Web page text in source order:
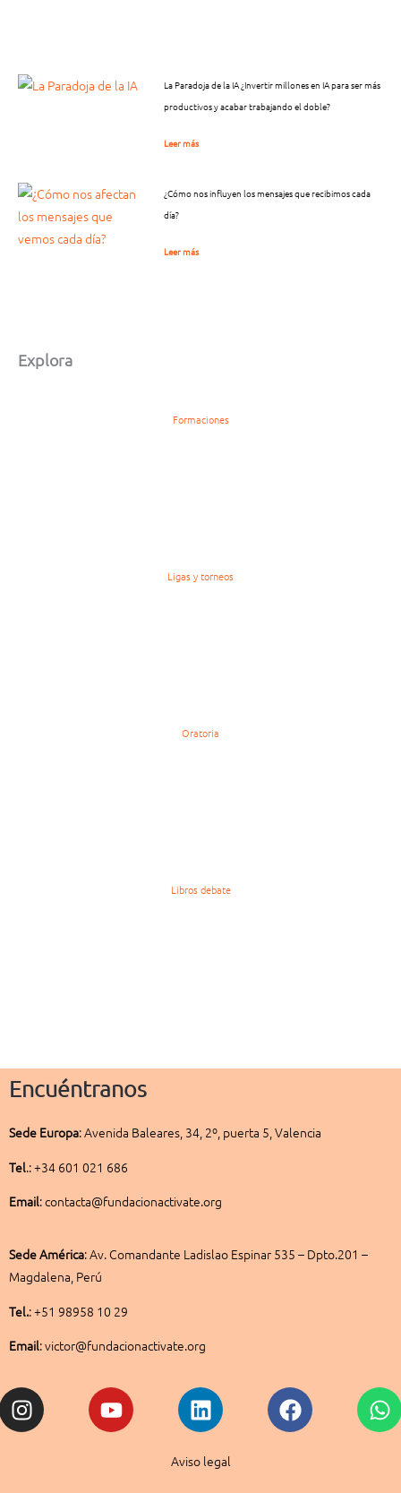
La Paradoja de la IA ¿Invertir millones en IA para ser más
productivos y acabar trabajando el doble?
Leer más
¿Cómo nos influyen los mensajes que recibimos cada
día?
Leer más
Explora
Formaciones
Ligas y torneos
Oratoria
Libros debate
Encuéntranos
Sede Europa:Avenida Baleares, 34, 2º, puerta 5, Valencia
Tel.: +34 601 021 686
Email: contacta@fundacionactivate.org
Sede América:Av. Comandante Ladislao Espinar 535 – Dpto.201 –
Magdalena, Perú
Tel.: +51 98958 10 29
Email: victor@fundacionactivate.org
InstagramYoutubeLinkedin Facebook
Aviso legal